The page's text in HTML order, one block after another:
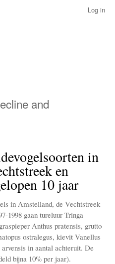
Log in
and
in
en
10 jaar
in Amstelland, de Vechtstreek
1998 gaan tureluur Tringa
Anthus pratensis, grutto
ostralegus, kievit Vanellus
in aantal achteruit. De
bijna 10% per jaar).